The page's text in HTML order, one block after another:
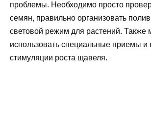
проблемы. Необходимо просто
семян, правильно организовать
световой режим для растений. Также
использовать специальные приемы и
стимуляции роста щавеля.